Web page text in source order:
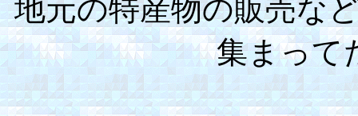
地元の特産物の販売な
集まって